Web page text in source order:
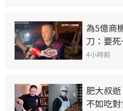
為5億商
刀：要
4小時前
肥大叔
不如吃